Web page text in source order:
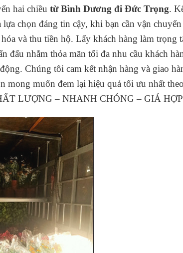
hai chiều từ Bình Dương đi Đức Trọng.
chọn đáng tin cậy, khi bạn cần vận chuyển
và thu tiền hộ. Lấy khách hàng làm trọng
nhằm thỏa mãn tối đa nhu cầu khách
Chúng tôi cam kết nhận hàng và giao
muốn đem lại hiệu quả tối ưu nhất
LƯỢNG – NHANH CHÓNG – GIÁ